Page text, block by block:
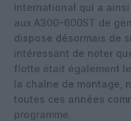
International qui a
aux A300-600ST de
dispose désormais de
intéressant de noter
flotte était également
la chaîne de montage,
toutes ces années
programme.